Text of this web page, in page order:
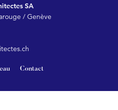
SA
/ Genève
Contact